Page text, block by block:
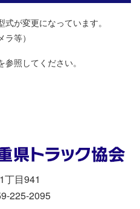
が変更になっています。
等）
照してください。
丁目941
225-2095